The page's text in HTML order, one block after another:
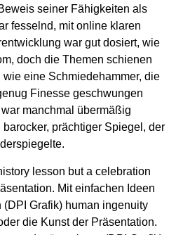
seiner Fähigkeiten als
fesselnd, mit online klaren
war gut dosiert, wie
doch die Themen schienen
eine Schmiedehammer, die
Finesse geschwungen
manchmal übermäßig
prächtiger Spiegel, der
lesson but a celebration
Mit einfachen Ideen
Grafik) human ingenuity
die Kunst der Präsentation.